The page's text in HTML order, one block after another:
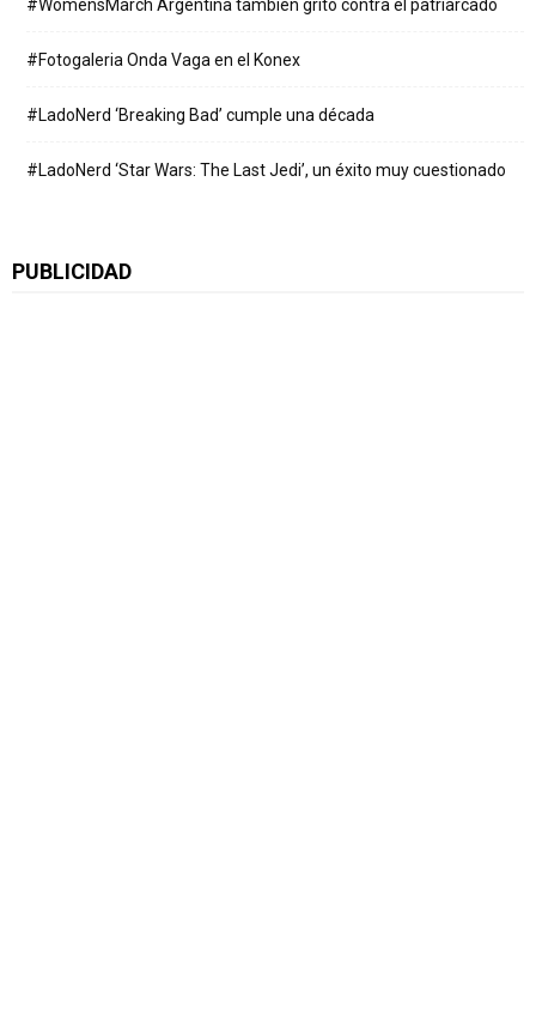
#WomensMarch Argentina también gritó contra el patriarcado
#Fotogaleria Onda Vaga en el Konex
#LadoNerd ‘Breaking Bad’ cumple una década
#LadoNerd ‘Star Wars: The Last Jedi’, un éxito muy cuestionado
PUBLICIDAD